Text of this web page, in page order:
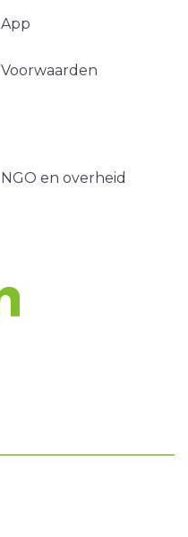
App
Voorwaarden
NGO en overheid